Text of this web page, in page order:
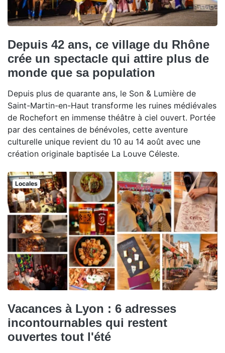
Depuis 42 ans, ce village du Rhône
crée un spectacle qui attire plus de
monde que sa population
Depuis plus de quarante ans, le Son & Lumière de
Saint-Martin-en-Haut transforme les ruines médiévales
de Rochefort en immense théâtre à ciel ouvert. Portée
par des centaines de bénévoles, cette aventure
culturelle unique revient du 10 au 14 août avec une
création originale baptisée La Louve Céleste.
Locales
Vacances à Lyon : 6 adresses
incontournables qui restent
ouvertes tout l'été